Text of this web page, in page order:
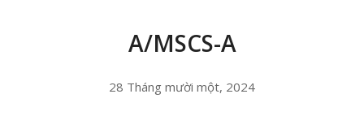
A/MSCS-A
28 Tháng mười một, 2024